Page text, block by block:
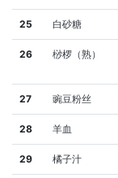
25 白砂糖
26 桫椤（熟）
27 豌豆粉丝
28 羊血
29 橘子汁